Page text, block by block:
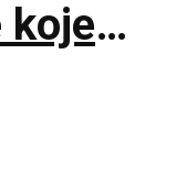
koje